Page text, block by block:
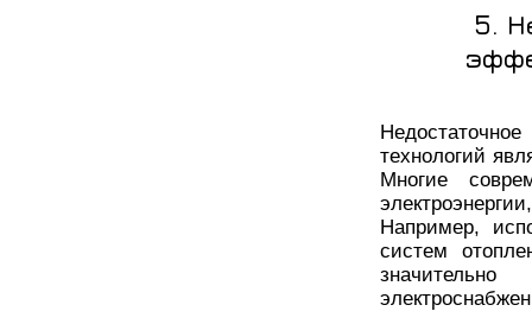
5.
технологий
Многие
Например,
систем